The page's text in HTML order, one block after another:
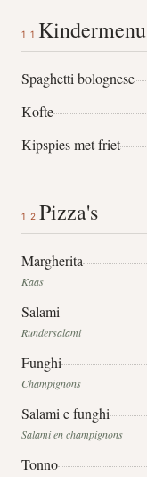
11 Kindermenu
Spaghetti bolognese
Kofte
Kipspies met friet
12 Pizza's
Margherita
Kaas
Salami
Rundersalami
Funghi
Champignons
Salami e funghi
Salami en champignons
Tonno